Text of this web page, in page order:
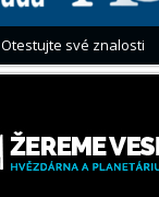
Otestujte své znalosti